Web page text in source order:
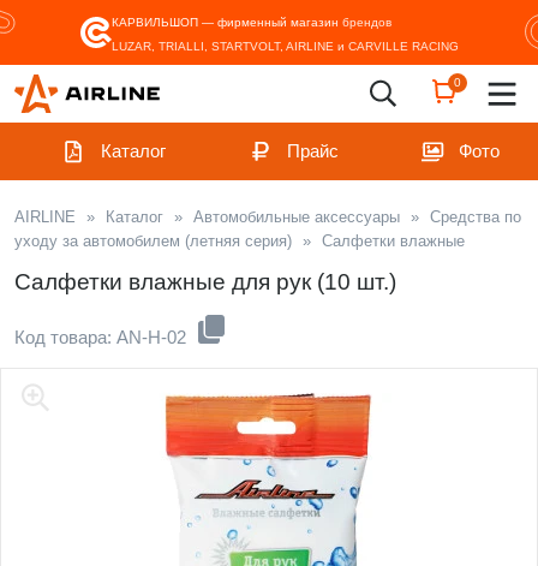
КАРВИЛЬШОП — фирменный магазин брендов
LUZAR, TRIALLI, STARTVOLT, AIRLINE и CARVILLE RACING
0
Каталог Прайс Фото
AIRLINE » Каталог » Автомобильные аксессуары » Средства по
уходу за автомобилем (летняя серия) » Салфетки влажные
Салфетки влажные для рук (10 шт.)
Код товара: AN-H-02